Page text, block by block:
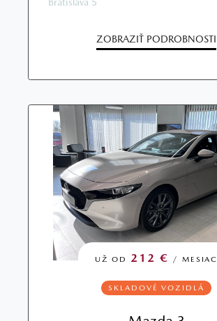
ZOBRAZIŤ PODROBNOSTI
UŽ OD 212 € / MESIAC
SKLADOVÉ VOZIDLÁ